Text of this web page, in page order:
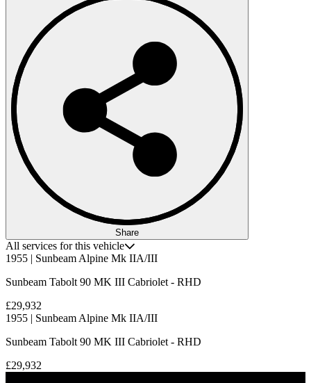
Share
All services for this vehicle
1955 | Sunbeam Alpine Mk IIA/III
Sunbeam Tabolt 90 MK III Cabriolet - RHD
£29,932
1955 | Sunbeam Alpine Mk IIA/III
Sunbeam Tabolt 90 MK III Cabriolet - RHD
£29,932